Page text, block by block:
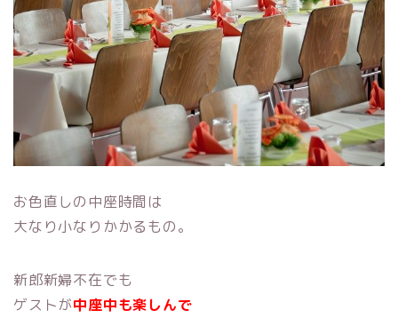
お色直しの中座時間は
大なり小なりかかるもの。
新郎新婦不在でも
ゲストが中座中も楽しんで